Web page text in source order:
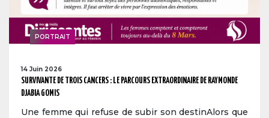
PORTRAIT
14 Juin 2026
SURVIVANTE DE TROIS CANCERS : LE PARCOURS EXTRAORDINAIRE DE RAYMONDE
DJABIA GOMIS
Une femme qui refuse de subir son destinAlors que